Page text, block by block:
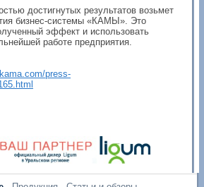
достигнутых результатов возьмет
бизнес-системы «КАМЫ». Это
эффект и использовать
работе предприятия.
press-